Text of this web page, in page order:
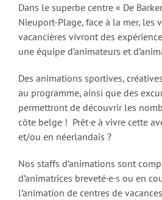
Dans le superbe centre « De
Nieuport-Plage, face à la mer, les
vacancières vivront des
une équipe d’animateurs et
Des animations sportives,
au programme, ainsi que des
permettront de découvrir les
côte belge ! Prêt·e à vivre cette
et/ou en néerlandais ?
Nos staffs d’animations sont
d’animatrices breveté·e·s ou en
l’animation de centres de